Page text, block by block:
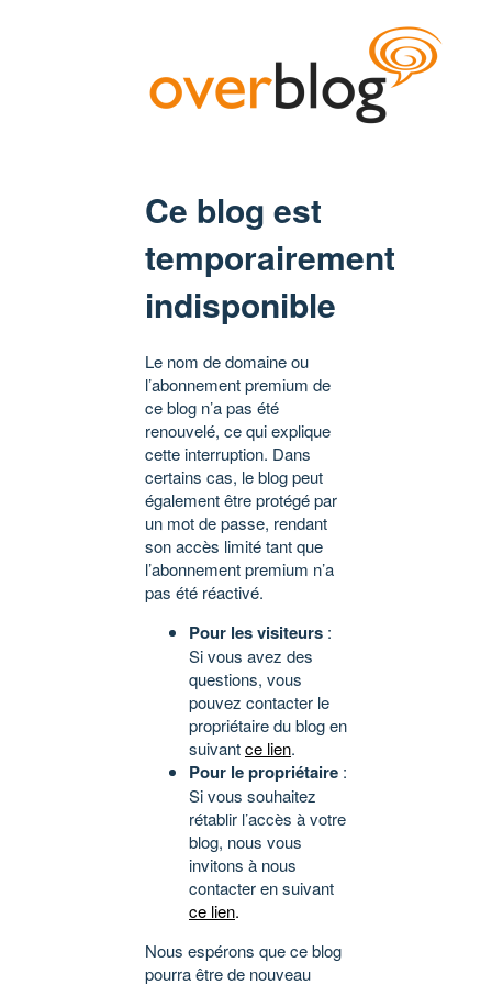
Ce blog est
temporairement
indisponible
Le nom de domaine ou
l’abonnement premium de
ce blog n’a pas été
renouvelé, ce qui explique
cette interruption. Dans
certains cas, le blog peut
également être protégé par
un mot de passe, rendant
son accès limité tant que
l’abonnement premium n’a
pas été réactivé.
Pour les visiteurs :
Si vous avez des
questions, vous
pouvez contacter le
propriétaire du blog en
suivantce lien.
Pour le propriétaire :
Si vous souhaitez
rétablir l’accès à votre
blog, nous vous
invitons à nous
contacter en suivant
ce lien.
Nous espérons que ce blog
pourra être de nouveau